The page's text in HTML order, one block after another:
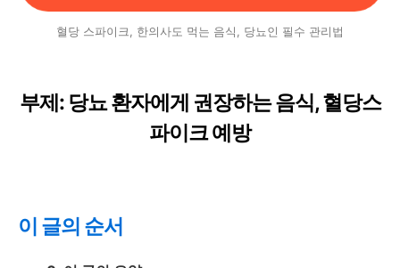
혈당 스파이크, 한의사도 먹는 음식, 당뇨인 필수 관리법
부제: 당뇨 환자에게 권장하는 음식, 혈당스
파이크 예방
이 글의 순서